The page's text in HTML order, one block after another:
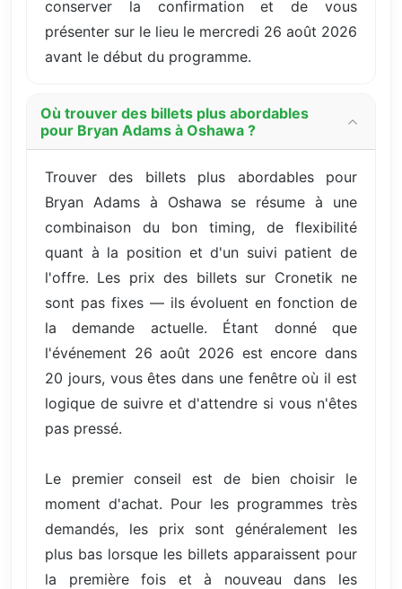
conserver la confirmation et de vous
présenter sur le lieu le mercredi 26 août 2026
avant le début du programme.
Où trouver des billets plus abordables
pour Bryan Adams à Oshawa ?
Trouver des billets plus abordables pour
Bryan Adams à Oshawa se résume à une
combinaison du bon timing, de flexibilité
quant à la position et d'un suivi patient de
l'offre. Les prix des billets sur Cronetik ne
sont pas fixes — ils évoluent en fonction de
la demande actuelle. Étant donné que
l'événement 26 août 2026 est encore dans
20 jours, vous êtes dans une fenêtre où il est
logique de suivre et d'attendre si vous n'êtes
pas pressé.
Le premier conseil est de bien choisir le
moment d'achat. Pour les programmes très
demandés, les prix sont généralement les
plus bas lorsque les billets apparaissent pour
la première fois et à nouveau dans les